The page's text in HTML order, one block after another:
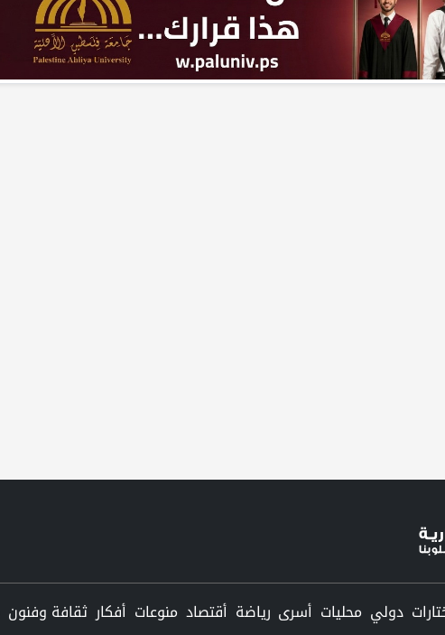
دولي محليات أسرى رياضة أقتصاد منوعات أفكار ثقافة وفنون